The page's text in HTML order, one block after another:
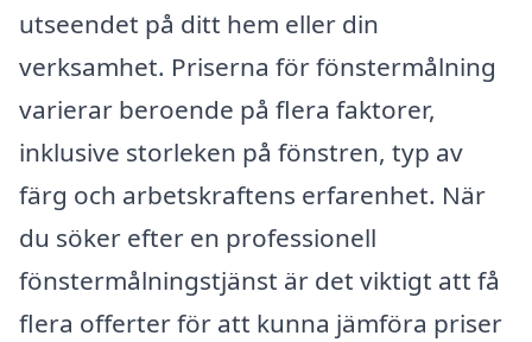
utseendet på ditt hem eller din
verksamhet. Priserna för fönstermålning
varierar beroende på flera faktorer,
inklusive storleken på fönstren, typ av
färg och arbetskraftens erfarenhet. När
du söker efter en professionell
fönstermålningstjänst är det viktigt att få
flera offerter för att kunna jämföra priser